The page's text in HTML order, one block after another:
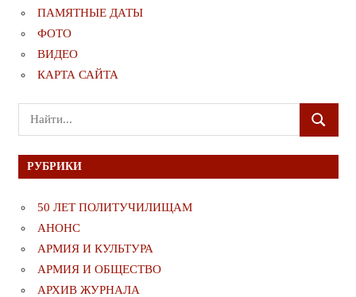
ПАМЯТНЫЕ ДАТЫ
ФОТО
ВИДЕО
КАРТА САЙТА
Поиск
для:
ПОИСК
РУБРИКИ
50 ЛЕТ ПОЛИТУЧИЛИЩАМ
АНОНС
АРМИЯ И КУЛЬТУРА
АРМИЯ И ОБЩЕСТВО
АРХИВ ЖУРНАЛА